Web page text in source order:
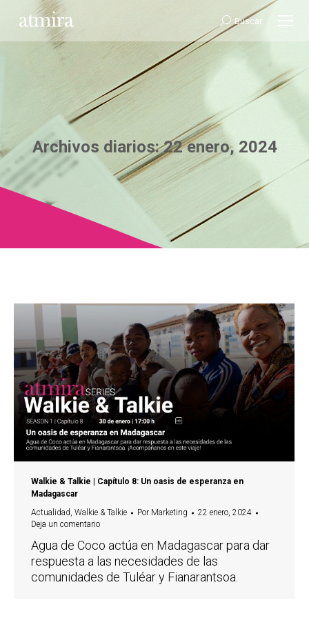
Buscar:
Buscar
Archivos diarios:22 enero, 2024
Estás aquí:
Walkie & Talkie | Capítulo 8: Un oasis de esperanza en
Madagascar
Actualidad, Walkie & Talkie Por Marketing
22 enero, 2024
Deja un comentario
Agua de Coco actúa en Madagascar para dar
respuesta a las necesidades de las
comunidades de Tuléar y Fianarantsoa.